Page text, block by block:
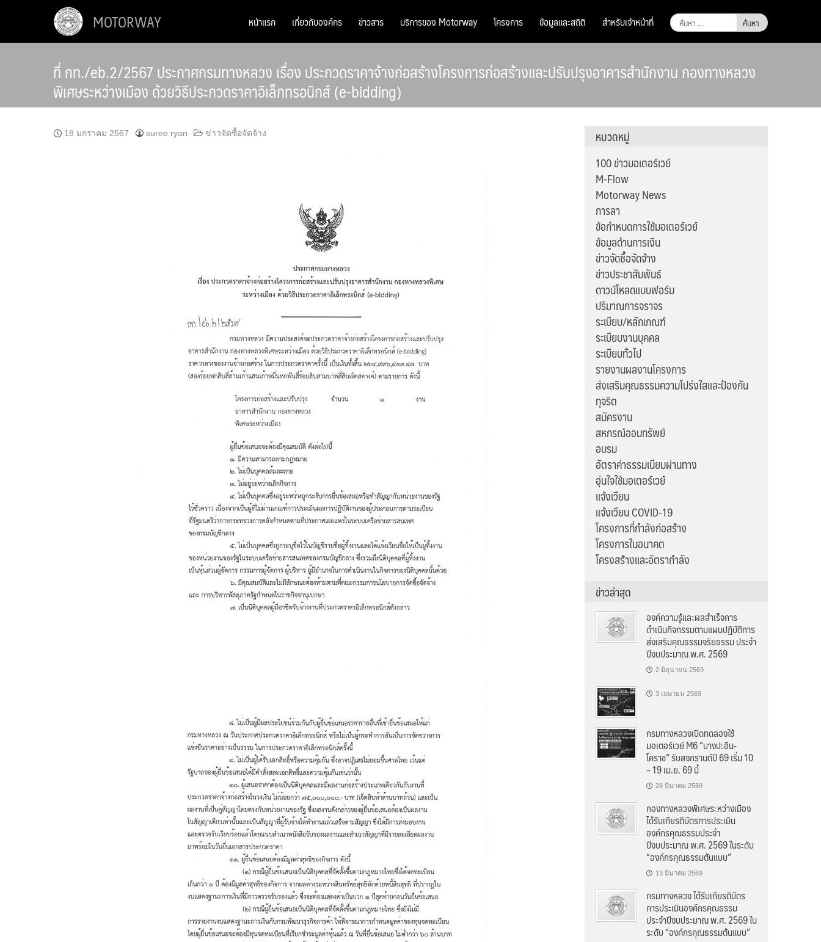
MOTORWAY
ค้นหา
สำหรับ:
หน้าแรก เกี่ยวกับองค์กร ข่าวสาร บริการของ Motorway โครงการ ข้อมูลและสถิติ สำหรับเจ้าหน้าที่
ที่ กท./eb.2/2567 ประกาศกรมทางหลวง เรื่อง ประกวดราคาจ้างก่อสร้างโครงการก่อสร้างและปรับปรุงอาคารสำนักงาน กองทางหลวง
พิเศษระหว่างเมือง ด้วยวิธีประกวดราคาอิเล็กทรอนิกส์ (e-bidding)
18 มกราคม 2567 suree ryan ข่าวจัดซื้อจัดจ้าง
หมวดหมู่
100 ข่าวมอเตอร์เวย์
M-Flow
Motorway News
การลา
ข้อกำหนดการใช้มอเตอร์เวย์
ข้อมูลด้านการเงิน
ข่าวจัดซื้อจัดจ้าง
ข่าวประชาสัมพันธ์
ดาวน์โหลดแบบฟอร์ม
ปริมาณการจราจร
ระเบียบ/หลักเกณฑ์
ระเบียบงานบุคคล
ระเบียบทั่วไป
รายงานผลงานโครงการ
ส่งเสริมคุณธรรมความโปร่งใสและป้องกัน
ทุจริต
สมัครงาน
สหกรณ์ออมทรัพย์
อบรม
อัตราค่าธรรมเนียมผ่านทาง
อุ่นใจใช้มอเตอร์เวย์
แจ้งเวียน
แจ้งเวียน COVID-19
โครงการที่กำลังก่อสร้าง
โครงการในอนาคต
โครงสร้างและอัตรากำลัง
ข่าวล่าสุด
องค์ความรู้และผลสำเร็จการ
ดำเนินกิจกรรมตามแผนปฏิบัติการ
ส่งเสริมคุณธรรมจริยธรรม ประจำ
ปีงบประมาณ พ.ศ. 2569
2 มิถุนายน 2569
3 เมษายน 2569
กรมทางหลวงเปิดทดลองใช้
มอเตอร์เวย์ M6 “บางปะอิน-
โคราช” รับสงกรานต์ปี 69 เริ่ม 10
– 19 เม.ย. 69 นี้
28 มีนาคม 2569
กองทางหลวงพิเศษระหว่างเมือง
ได้รับเกียรติบัตรการประเมิน
องค์กรคุณธรรมประจำ
ปีงบประมาณ พ.ศ. 2569 ในระดับ
“องค์กรคุณธรรมต้นแบบ”
13 มีนาคม 2569
กรมทางหลวง ได้รับเกียรติบัตร
การประเมินองค์กรคุณธรรม
ประจำปีงบประมาณ พ.ศ. 2569 ใน
ระดับ “องค์กรคุณธรรมต้นแบบ”